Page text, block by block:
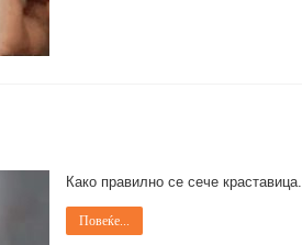
Како правилно се сече краставица.
Повеќе...